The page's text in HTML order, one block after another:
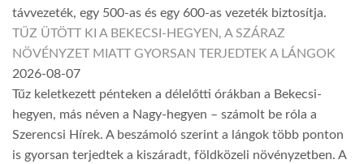
távvezeték, egy 500-as és egy 600-as vezeték biztosítja.
TŰZ ÜTÖTT KI A BEKECSI-HEGYEN, A SZÁRAZ
NÖVÉNYZET MIATT GYORSAN TERJEDTEK A LÁNGOK
2026-08-07
Tűz keletkezett pénteken a délelőtti órákban a Bekecsi-
hegyen, más néven a Nagy-hegyen – számolt be róla a
Szerencsi Hírek. A beszámoló szerint a lángok több ponton
is gyorsan terjedtek a kiszáradt, földközeli növényzetben. A